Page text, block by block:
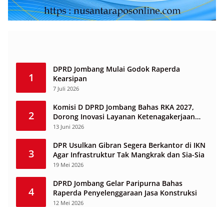
1
DPRD Jombang Mulai Godok Raperda
Kearsipan
7 Juli 2026
2
Komisi D DPRD Jombang Bahas RKA 2027,
Dorong Inovasi Layanan Ketenagakerjaan
Berbasis Desa
13 Juni 2026
3
DPR Usulkan Gibran Segera Berkantor di IKN
Agar Infrastruktur Tak Mangkrak dan Sia-Sia
19 Mei 2026
4
DPRD Jombang Gelar Paripurna Bahas
Raperda Penyelenggaraan Jasa Konstruksi
12 Mei 2026